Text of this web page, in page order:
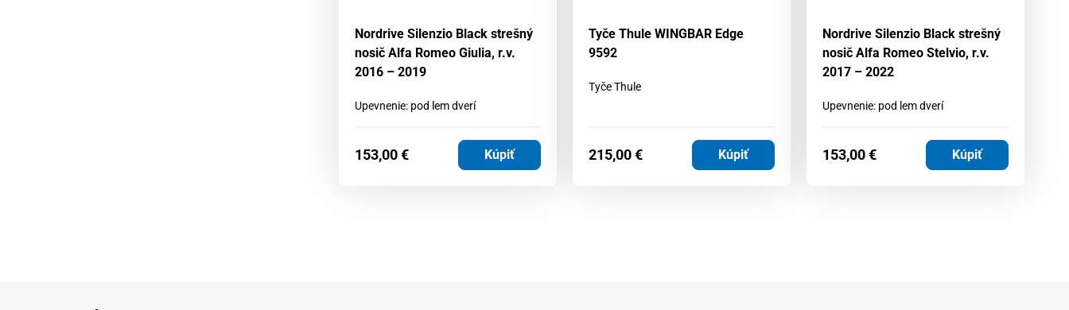
Nordrive Silenzio Black strešný
nosič Alfa Romeo Giulia, r.v.
2016 – 2019
Upevnenie: pod lem dverí
153,00€ Kúpiť
Tyče Thule WINGBAR Edge
9592
Tyče Thule
215,00€ Kúpiť
Nordrive Silenzio Black strešný
nosič Alfa Romeo Stelvio, r.v.
2017 – 2022
Upevnenie: pod lem dverí
153,00€ Kúpiť